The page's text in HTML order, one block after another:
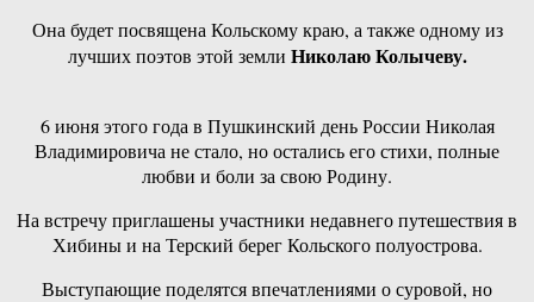
Она будет посвящена Кольскому краю, а также одному из
лучших поэтов этой земли Николаю Колычеву.
6 июня этого года в Пушкинский день России Николая
Владимировича не стало, но остались его стихи, полные
любви и боли за свою Родину.
На встречу приглашены участники недавнего путешествия в
Хибины и на Терский берег Кольского полуострова.
Выступающие поделятся впечатлениями о суровой, но